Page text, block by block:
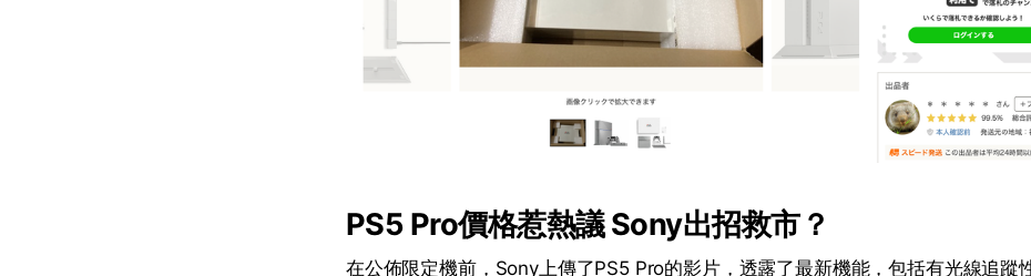
PS5 Pro價格惹熱議 Sony出招救市？
在公佈限定機前，Sony上傳了PS5 Pro的影片，透露了最新機能，包括有光線追蹤